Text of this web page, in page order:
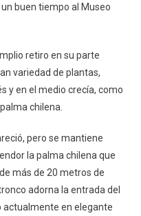
buen tiempo al Museo
retiro en su parte
variedad de plantas,
y en el medio crecía, como
chilena.
pero se mantiene
la palma chilena que
más de 20 metros de
adorna la entrada del
en elegante